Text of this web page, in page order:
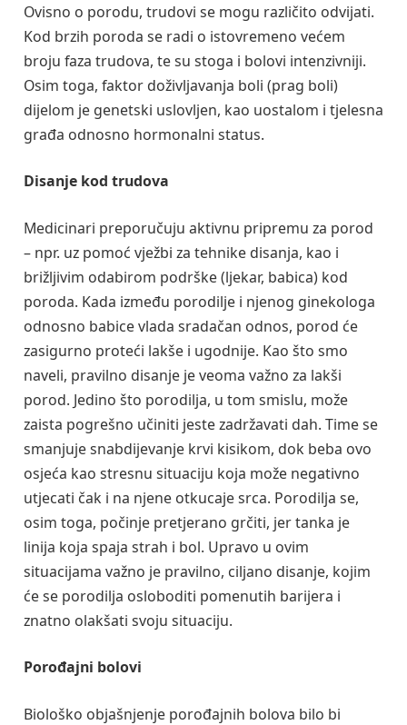
Ovisno o porodu, trudovi se mogu različito odvijati.
Kod brzih poroda se radi o istovremeno većem
broju faza trudova, te su stoga i bolovi intenzivniji.
Osim toga, faktor doživljavanja boli (prag boli)
dijelom je genetski uslovljen, kao uostalom i tjelesna
građa odnosno hormonalni status.
Disanje kod trudova
Medicinari preporučuju aktivnu pripremu za porod
– npr. uz pomoć vježbi za tehnike disanja, kao i
brižljivim odabirom podrške (ljekar, babica) kod
poroda. Kada između porodilje i njenog ginekologa
odnosno babice vlada sradačan odnos, porod će
zasigurno proteći lakše i ugodnije. Kao što smo
naveli, pravilno disanje je veoma važno za lakši
porod. Jedino što porodilja, u tom smislu, može
zaista pogrešno učiniti jeste zadržavati dah. Time se
smanjuje snabdijevanje krvi kisikom, dok beba ovo
osjeća kao stresnu situaciju koja može negativno
utjecati čak i na njene otkucaje srca. Porodilja se,
osim toga, počinje pretjerano grčiti, jer tanka je
linija koja spaja strah i bol. Upravo u ovim
situacijama važno je pravilno, ciljano disanje, kojim
će se porodilja osloboditi pomenutih barijera i
znatno olakšati svoju situaciju.
Porođajni bolovi
Biološko objašnjenje porođajnih bolova bilo bi